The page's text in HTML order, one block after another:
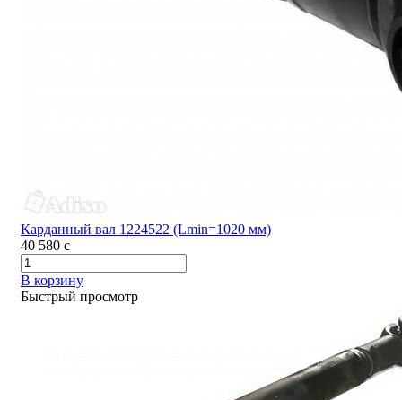
Карданный вал 1224522 (Lmin=1020 мм)
40 580 c
В корзину
Быстрый просмотр